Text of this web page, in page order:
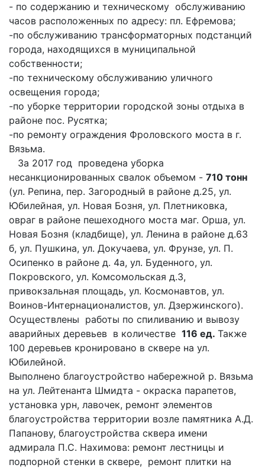
- по содержанию и техническому обслуживанию
часов расположенных по адресу: пл. Ефремова;
-по обслуживанию трансформаторных подстанций
города, находящихся в муниципальной
собственности;
-по техническому обслуживанию уличного
освещения города;
-по уборке территории городской зоны отдыха в
районе пос. Русятка;
-по ремонту ограждения Фроловского моста в г.
Вязьма.
За 2017 год проведена уборка
несанкционированных свалок объемом - 710 тонн
(ул. Репина, пер. Загородный в районе д.25, ул.
Юбилейная, ул. Новая Бозня, ул. Плетниковка,
овраг в районе пешеходного моста маг. Орша, ул.
Новая Бозня (кладбище), ул. Ленина в районе д.63
б, ул. Пушкина, ул. Докучаева, ул. Фрунзе, ул. П.
Осипенко в районе д. 4а, ул. Буденного, ул.
Покровского, ул. Комсомольская д.3,
привокзальная площадь, ул. Космонавтов, ул.
Воинов-Интернационалистов, ул. Дзержинского).
Осуществлены работы по спиливанию и вывозу
аварийных деревьев в количестве 116 ед. Также
100 деревьев кронировано в сквере на ул.
Юбилейной.
Выполнено благоустройство набережной р. Вязьма
на ул. Лейтенанта Шмидта - окраска парапетов,
установка урн, лавочек, ремонт элементов
благоустройства территории возле памятника А.Д.
Папанову, благоустройства сквера имени
адмирала П.С. Нахимова: ремонт лестницы и
подпорной стенки в сквере, ремонт плитки на